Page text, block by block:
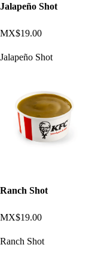
Jalapeño Shot
MX$19.00
Jalapeño Shot
Ranch Shot
MX$19.00
Ranch Shot